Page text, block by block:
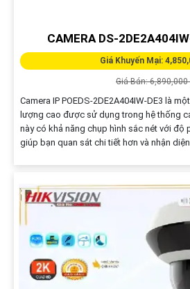
CAMERA DS-
Giá Khuyến Mại:
Giá Bán: 6,890,000
Camera IP POEDS-2DE2A404IW-DE3 là
lượng cao được sử dụng trong hệ thống
này có khả năng chụp hình sắc nét với độ
giúp bạn quan sát chi tiết hơn và nhận